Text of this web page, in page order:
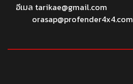
อีเมล tarikae@gmail.com
orasap@profender4x4.com